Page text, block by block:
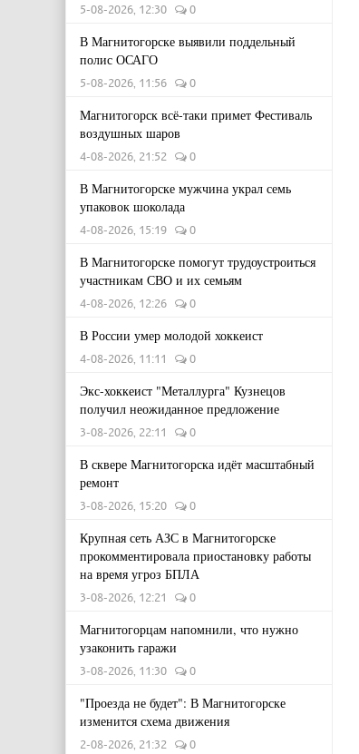
5-08-2026, 12:30 0
В Магнитогорске выявили поддельный
полис ОСАГО
5-08-2026, 11:56 0
Магнитогорск всё-таки примет Фестиваль
воздушных шаров
4-08-2026, 21:52 0
В Магнитогорске мужчина украл семь
упаковок шоколада
4-08-2026, 15:19 0
В Магнитогорске помогут трудоустроиться
участникам СВО и их семьям
4-08-2026, 12:26 0
В России умер молодой хоккеист
4-08-2026, 11:11 0
Экс-хоккеист "Металлурга" Кузнецов
получил неожиданное предложение
3-08-2026, 22:11 0
В сквере Магнитогорска идёт масштабный
ремонт
3-08-2026, 15:20 0
Крупная сеть АЗС в Магнитогорске
прокомментировала приостановку работы
на время угроз БПЛА
3-08-2026, 12:21 0
Магнитогорцам напомнили, что нужно
узаконить гаражи
3-08-2026, 11:30 0
"Проезда не будет": В Магнитогорске
изменится схема движения
2-08-2026, 21:32 0